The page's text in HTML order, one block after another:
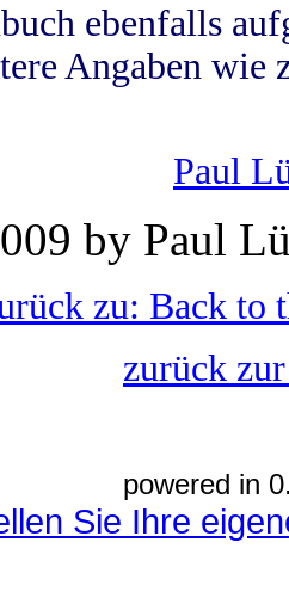
ebenfalls
Angaben wie
Paul
by Paul
zu: Back to
zurück
powered in
Sie Ihre